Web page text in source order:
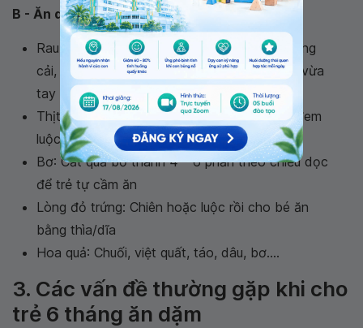
B - Ăn dặm bé chỉ huy (BLW)
Rau củ quả (Cà rốt, su su, đậu,đỗ, củ cải, bông
cải, khoai lang...) : Cắt thành từng khúc nhỏ vừa
tay trẻ rồi luộc/hấp đến khi chín nhừ
Thịt gà luộc: thịt gà sau khi được làm sạch đem
luộc/hấp thật nhừ rồi xẻ nhỏ thành từng sợi
Bơ: Cắt quả bơ thành 4 – 6 phần theo chiều dọc
để trẻ tự cầm ăn
Lòng đỏ trứng: Chiên hoặc luộc rồi cho bé ăn
bằng thìa/dĩa
Hoa quả: Chuối, việt quất, táo, dâu, bơ....
3. Các vấn đề thường gặp khi cho
trẻ 6 tháng ăn dặm